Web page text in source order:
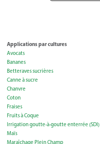
Applications par cultures
Avocats
Bananes
Betteraves sucrières
Canne à sucre
Chanvre
Coton
Fraises
Fruits à Coque
Irrigation goutte-à-goutte enterrée (SDI)
Maïs
Maraîchage Plein Champ